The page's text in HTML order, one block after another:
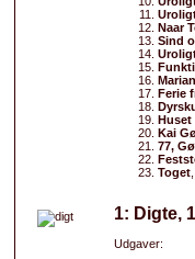
Naar
Sind
Ferie
Huset
Kai
77,
Toget
1: Digte,
Udgaver: